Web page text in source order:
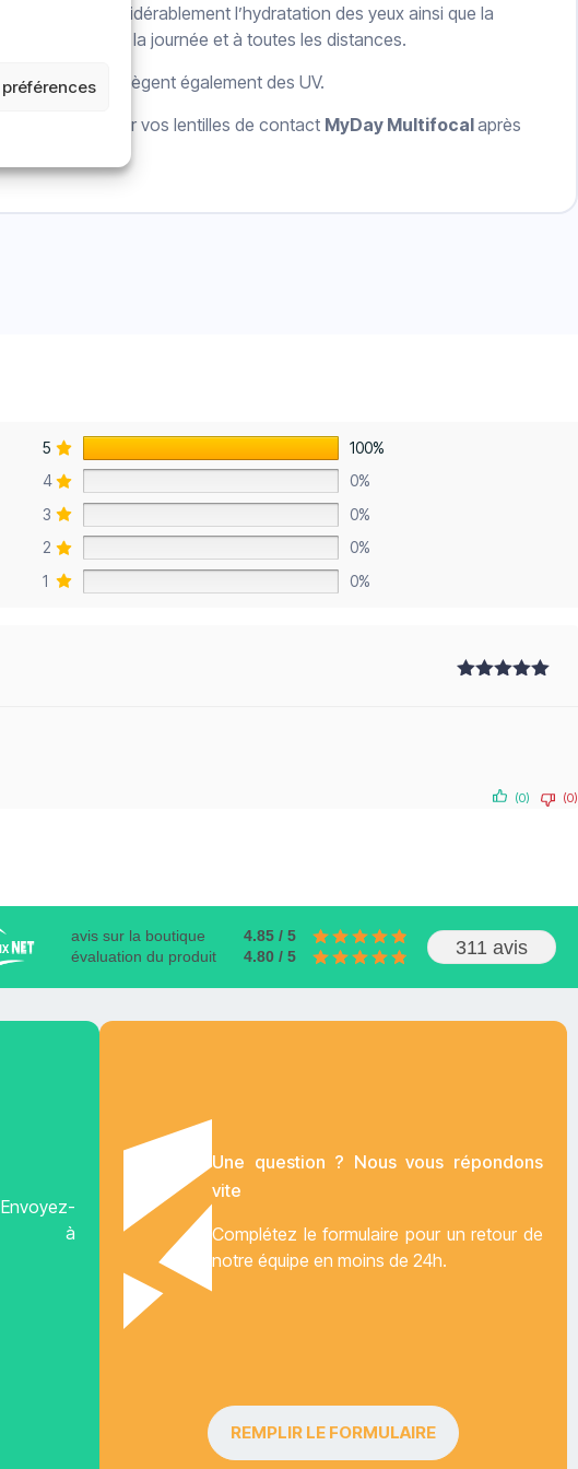
préférences
considérablement l’hydratation des yeux ainsi que la
toute au long de la journée et à toutes les distances.
et protègent également des UV.
de Jeter vos lentilles de contact MyDay Multifocalaprès
5
100%
4
0%
3
0%
2
0%
1
0%
(0) (0)
avis sur la boutique
4.85 / 5
évaluation du produit
4.80 / 5 311 avis
à
Une question ? Nous vous répondons
vite
Complétez le formulaire pour un retour de
notre équipe en moins de 24h.
REMPLIR LE FORMULAIRE